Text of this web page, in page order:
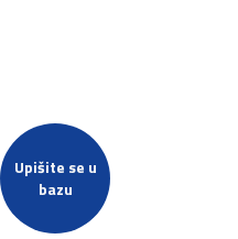
Upišite se u
bazu